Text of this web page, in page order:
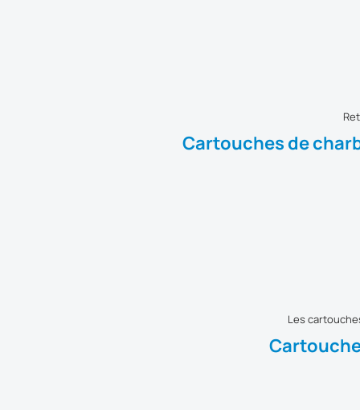
Cartouches de
Les